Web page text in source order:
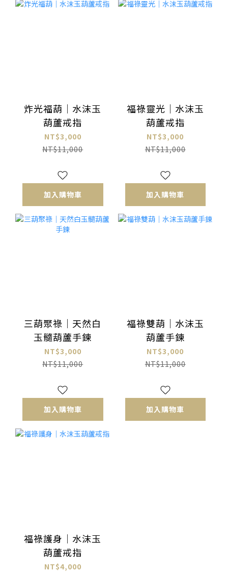
炸光福葫｜水沫玉
葫蘆戒指
NT$3,000
NT$11,000
加入購物車
福祿靈光｜水沫玉
葫蘆戒指
NT$3,000
NT$11,000
加入購物車
三葫聚祿｜天然白
玉髓葫蘆手鍊
NT$3,000
NT$11,000
加入購物車
福祿雙葫｜水沫玉
葫蘆手鍊
NT$3,000
NT$11,000
加入購物車
福祿護身｜水沫玉
葫蘆戒指
NT$4,000